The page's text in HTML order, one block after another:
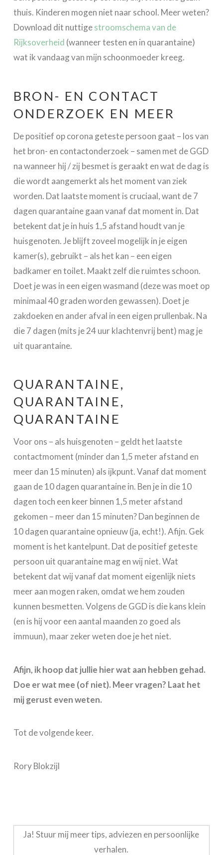
thuis. Kinderen mogen niet naar school. Meer weten?
Download dit nuttigestroomschema van de
Rijksoverheid (wanneer testen en in quarantaine)
wat ik vandaag van mijn schoonmoeder kreeg.
BRON- EN CONTACT
ONDERZOEK EN MEER
De positief op corona geteste persoon gaat – los van
het bron- en contactonderzoek – samen met de GGD
na wanneer hij / zij besmet is geraakt en wat de dag is
die wordt aangemerkt als het moment van ziek
worden. Dat laatste moment is cruciaal, want de 7
dagen quarantaine gaan vanaf dat moment in. Dat
betekent dat je in huis 1,5 afstand houdt van je
huisgenoten. Je blijft zoveel mogelijk in je eigen
kamer(s), gebruikt – als het kan – een eigen
badkamer en toilet. Maakt zelf die ruimtes schoon.
Doet je was in een eigen wasmand (deze was moet op
minimaal 40 graden worden gewassen). Doet je
zakdoeken en ander afval in een eigen prullenbak. Na
die 7 dagen (mits je 24 uur klachtenvrij bent) mag je
uit quarantaine.
QUARANTAINE,
QUARANTAINE,
QUARANTAINE
Voor ons – als huisgenoten – geldt het laatste
contactmoment (minder dan 1,5 meter afstand en
meer dan 15 minuten) als ijkpunt. Vanaf dat moment
gaan de 10 dagen quarantaine in. Ben je in die 10
dagen toch een keer binnen 1,5 meter afstand
gekomen – meer dan 15 minuten? Dan beginnen de
10 dagen quarantaine opnieuw (ja, echt!). Afijn. Gek
moment is het kantelpunt. Dat de positief geteste
persoon uit quarantaine mag en wij niet. Wat
betekent dat wij vanaf dat moment eigenlijk niets
meer aan mogen raken, omdat we hem zouden
kunnen besmetten. Volgens de GGD is die kans klein
(en is hij voor een aantal maanden zo goed als
immuun), maar zeker weten doe je het niet.
Afijn, ik hoop dat jullie hier wat aan hebben gehad.
Doe er wat mee (of niet). Meer vragen? Laat het
mij gerust even weten.
Tot de volgende keer.
Rory Blokzijl
Ja! Stuur mij meer tips, adviezen en persoonlijke
verhalen.